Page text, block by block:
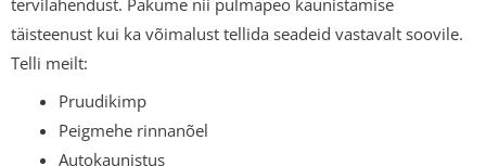
tervilahendust. Pakume nii pulmapeo kaunistamise
täisteenust kui ka võimalust tellida seadeid vastavalt soovile.
Telli meilt:
Pruudikimp
Peigmehe rinnanõel
Autokaunistus